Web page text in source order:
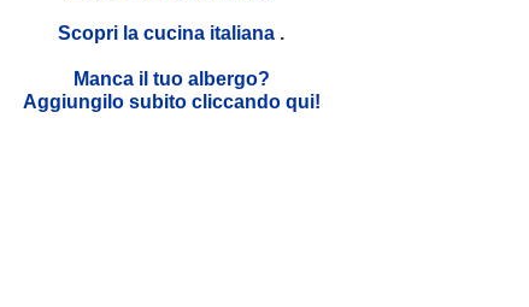
Scopri la cucina italiana
Manca il tuo albergo?
Aggiungilo subito cliccando qui!